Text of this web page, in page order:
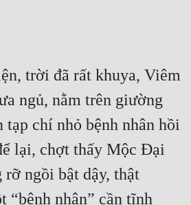
trời đã rất khuya, Viêm
ngủ, nằm trên giường
chí nhỏ bệnh nhân hồi
lại, chợt thấy Mộc Đại
ngồi bật dậy, thật
“bệnh nhân” cần tĩnh